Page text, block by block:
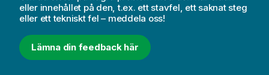
eller innehållet på den, t.ex. ett stavfel, ett saknat steg
eller ett tekniskt fel – meddela oss!
Lämna din feedback här